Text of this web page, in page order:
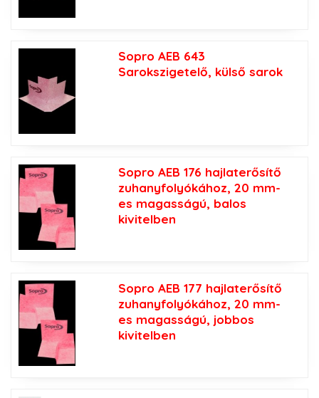
Sopro AEB 643
Sarokszigetelő, külső sarok
Sopro AEB 176 hajlaterősítő
zuhanyfolyókához, 20 mm-
es magasságú, balos
kivitelben
Sopro AEB 177 hajlaterősítő
zuhanyfolyókához, 20 mm-
es magasságú, jobbos
kivitelben